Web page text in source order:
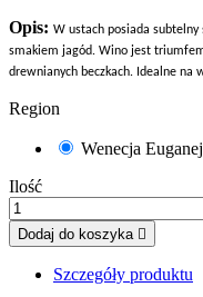
Opis: W ustach posiada
smakiem jagód. Wino jest
drewnianych beczkach. Idealne na
Region
Wenecja
Ilość
Dodaj do koszyka 
Szczegóły produktu